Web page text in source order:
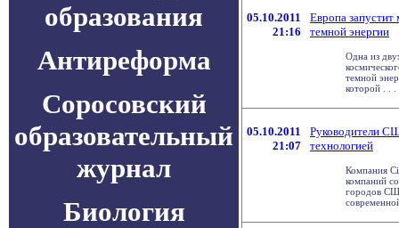
образования
Антиреформа
Соросовский
образовательный
журнал
Биология
05.10.2011
21:16
Европа запустит
темной энергии
Одна из
темной
которой . . .
05.10.2011
21:07
Руководители
технологией
Компания
компаний
городов